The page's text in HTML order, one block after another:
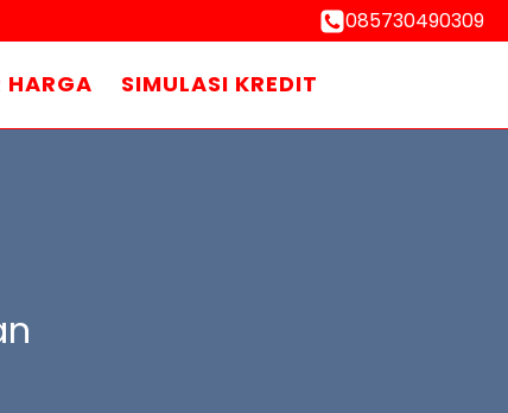
085730490309
HARGA SIMULASI KREDIT